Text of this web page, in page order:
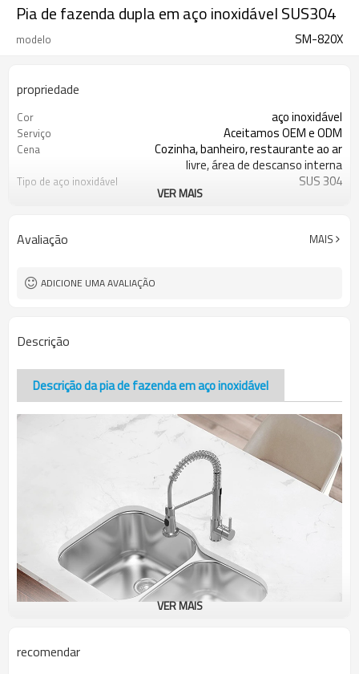
Pia de fazenda dupla em aço inoxidável SUS304
modelo SM-820X
propriedade
Cor aço inoxidável
Serviço Aceitamos OEM e ODM
Cena
Cozinha, banheiro, restaurante ao ar
livre, área de descanso interna
Tipo de aço inoxidável SUS 304
VER MAIS
Avaliação MAIS
ADICIONE UMA AVALIAÇÃO
Descrição
Descrição da pia de fazenda em aço inoxidável
VER MAIS
recomendar